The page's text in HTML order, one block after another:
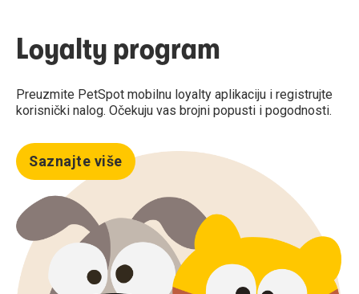
Loyalty program
Preuzmite PetSpot mobilnu loyalty aplikaciju i registrujte
korisnički nalog. Očekuju vas brojni popusti i pogodnosti.
Saznajte više